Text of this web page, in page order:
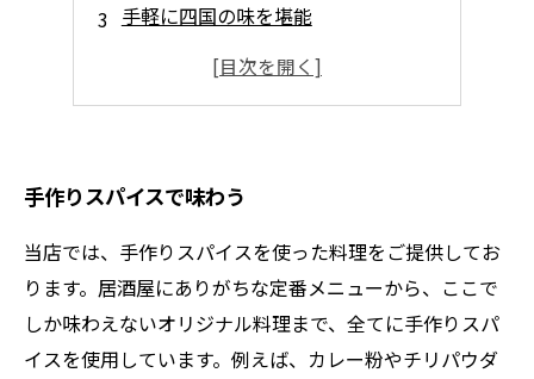
手軽に四国の味を堪能
シックな雰囲気
手作りスパイスで味わう
当店では、手作りスパイスを使った料理をご提供してお
ります。居酒屋にありがちな定番メニューから、ここで
しか味わえないオリジナル料理まで、全てに手作りスパ
イスを使用しています。例えば、カレー粉やチリパウダ